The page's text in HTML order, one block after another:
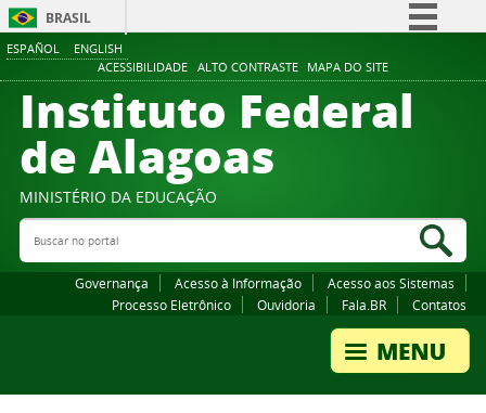
ESPAÑOL ENGLISH
ACESSIBILIDADE ALTO CONTRASTE MAPA DO SITE
BRASIL
Comunica BR
Participe
Canais
Instituto Federal
de Alagoas
MINISTÉRIO DA EDUCAÇÃO
Buscar no portal
Governança Acesso à Informação
Acesso aos Sistemas
Processo Eletrônico
Ouvidoria Fala.BR Contatos